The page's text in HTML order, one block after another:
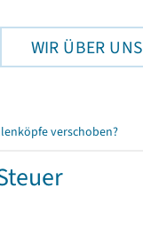
WIR ÜBER UNS
verschoben?